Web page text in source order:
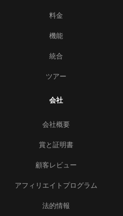
料金
機能
統合
ツアー
会社
会社概要
賞と証明書
顧客レビュー
アフィリエイトプログラム
法的情報